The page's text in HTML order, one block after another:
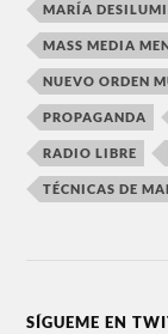
MARÍA
MASS MEDIA
NUEVO ORDEN
PROPAGANDA
RADIO LIBRE
TÉCNICAS DE
SÍGUEME EN